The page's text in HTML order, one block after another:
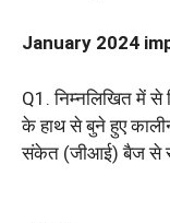
January 2024
Q1. निम्नलिखित में से
के हाथ से बुने हुए
संकेत (जीआई) बैज से